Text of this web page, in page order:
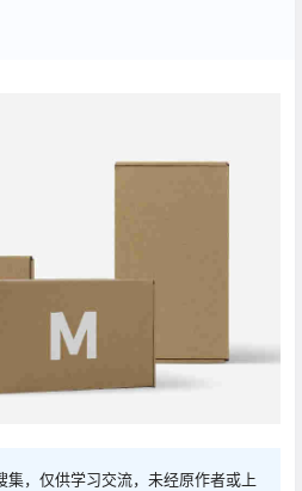
集，仅供学习交流，未经原作者或上